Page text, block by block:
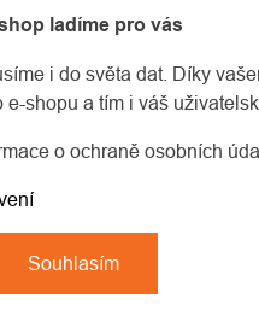
ladíme pro vás
i do světa dat. Díky
shopu a tím i váš
o ochraně osobních
Souhlasím